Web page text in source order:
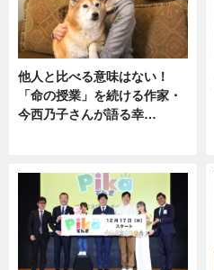
他人と比べる意味はない！
「命の授業」を続ける作家・
今西乃子さんが語る幸…